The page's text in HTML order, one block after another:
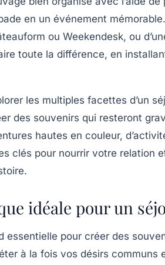
en un événement
ou Weekendesk, ou
toute la différence, en
les multiples facettes d’un
des souvenirs qui resteront
hautes en couleur,
clés pour nourrir votre relation
idéale pour un
essentielle pour créer des
à la fois vos désirs communs